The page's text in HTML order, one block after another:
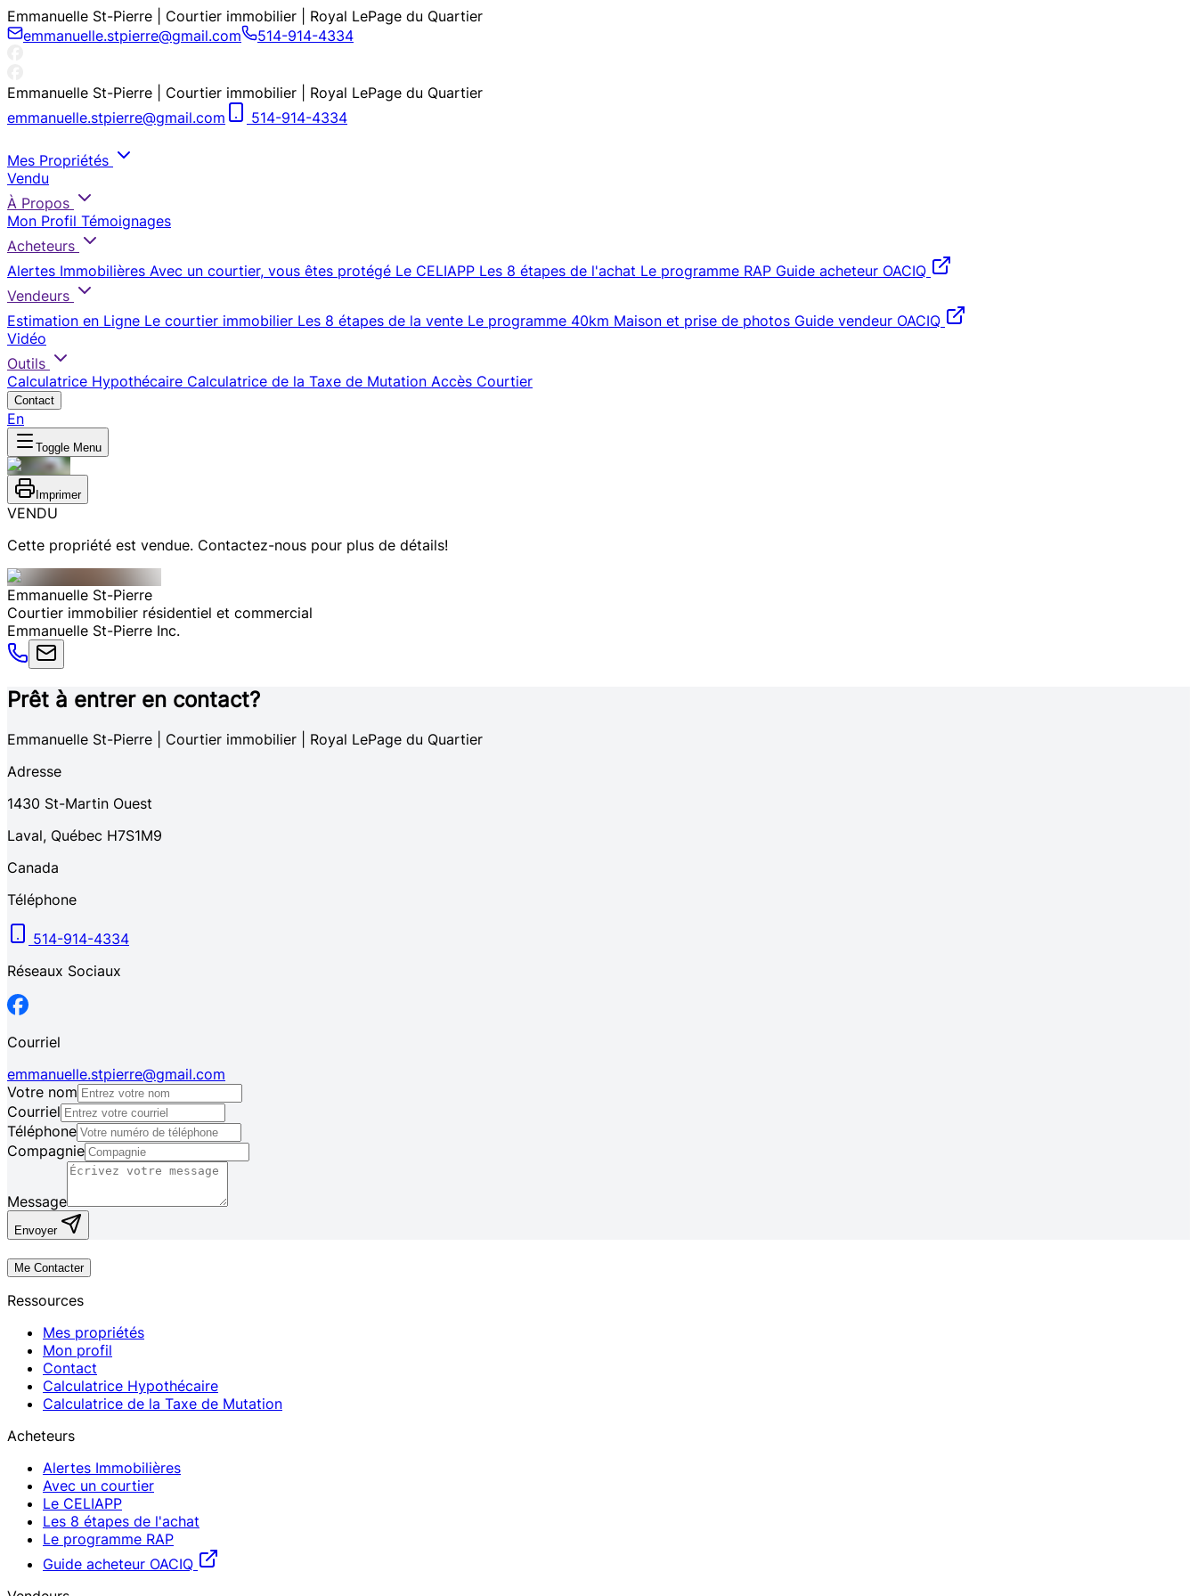
Emmanuelle St-Pierre | Courtier immobilier | Royal LePage du Quartier
emmanuelle.stpierre@gmail.com
514-914-4334
Emmanuelle St-Pierre | Courtier immobilier | Royal LePage du Quartier
emmanuelle.stpierre@gmail.com
514-914-4334
Mes Propriétés
Vendu
À Propos
Mon Profil Témoignages
Acheteurs
Alertes Immobilières Avec un courtier, vous êtes protégé Le CELIAPP Les 8 étapes de l'achat Le programme RAP Guide acheteur OACIQ
Vendeurs
Estimation en Ligne Le courtier immobilier Les 8 étapes de la vente Le programme 40km Maison et prise de photos Guide vendeur OACIQ
Vidéo
Outils
Calculatrice Hypothécaire Calculatrice de la Taxe de Mutation Accès Courtier
Contact
En
Toggle Menu
Imprimer
VENDU
Cette propriété est vendue. Contactez-nous pour plus de détails!
Emmanuelle St-Pierre
Courtier immobilier résidentiel et commercial
Emmanuelle St-Pierre Inc.
Prêt à entrer en contact?
Emmanuelle St-Pierre | Courtier immobilier | Royal LePage du Quartier
Adresse
1430 St-Martin Ouest
Laval, Québec H7S1M9
Canada
Téléphone
514-914-4334
Réseaux Sociaux
Courriel
emmanuelle.stpierre@gmail.com
Votre nom
Courriel
Téléphone
Compagnie
Message
Envoyer
Me Contacter
Ressources
Mes propriétés
Mon profil
Contact
Calculatrice Hypothécaire
Calculatrice de la Taxe de Mutation
Acheteurs
Alertes Immobilières
Avec un courtier
Le CELIAPP
Les 8 étapes de l'achat
Le programme RAP
Guide acheteur OACIQ